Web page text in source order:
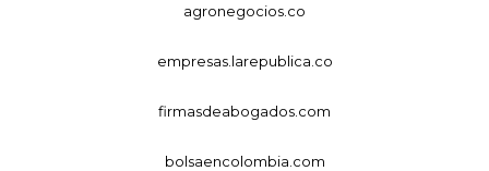
agronegocios.co
empresas.larepublica.co
firmasdeabogados.com
bolsaencolombia.com